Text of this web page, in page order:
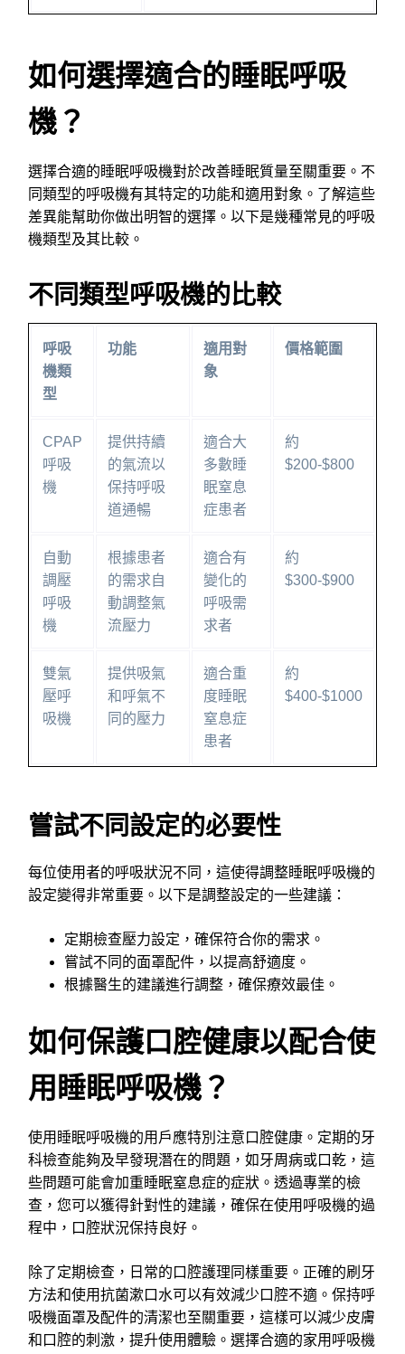
如何選擇適合的睡眠呼吸
機？
選擇合適的睡眠呼吸機對於改善睡眠質量至關重要。不
同類型的呼吸機有其特定的功能和適用對象。了解這些
差異能幫助你做出明智的選擇。以下是幾種常見的呼吸
機類型及其比較。
不同類型呼吸機的比較
呼吸
機類
型
功能
適用對
象
價格範圍
CPAP
呼吸
機
提供持續
的氣流以
保持呼吸
道通暢
適合大
多數睡
眠窒息
症患者
約
$200-$800
自動
調壓
呼吸
機
根據患者
的需求自
動調整氣
流壓力
適合有
變化的
呼吸需
求者
約
$300-$900
雙氣
壓呼
吸機
提供吸氣
和呼氣不
同的壓力
適合重
度睡眠
窒息症
患者
約
$400-$1000
嘗試不同設定的必要性
每位使用者的呼吸狀況不同，這使得調整睡眠呼吸機的
設定變得非常重要。以下是調整設定的一些建議：
定期檢查壓力設定，確保符合你的需求。
嘗試不同的面罩配件，以提高舒適度。
根據醫生的建議進行調整，確保療效最佳。
如何保護口腔健康以配合使
用睡眠呼吸機？
使用睡眠呼吸機的用戶應特別注意口腔健康。定期的牙
科檢查能夠及早發現潛在的問題，如牙周病或口乾，這
些問題可能會加重睡眠窒息症的症狀。透過專業的檢
查，您可以獲得針對性的建議，確保在使用呼吸機的過
程中，口腔狀況保持良好。
除了定期檢查，日常的口腔護理同樣重要。正確的刷牙
方法和使用抗菌漱口水可以有效減少口腔不適。保持呼
吸機面罩及配件的清潔也至關重要，這樣可以減少皮膚
和口腔的刺激，提升使用體驗。選擇合適的家用呼吸機